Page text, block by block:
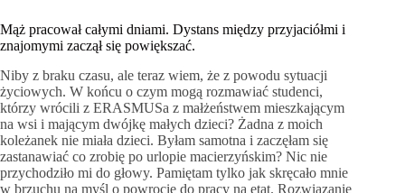
Mąż pracował całymi dniami. Dystans między przyjaciółmi i
znajomymi zaczął się powiększać.
Niby z braku czasu, ale teraz wiem, że z powodu sytuacji
życiowych. W końcu o czym mogą rozmawiać studenci,
którzy wrócili z ERASMUSa z małżeństwem mieszkającym
na wsi i mającym dwójkę małych dzieci? Żadna z moich
koleżanek nie miała dzieci. Byłam samotna i zaczęłam się
zastanawiać co zrobię po urlopie macierzyńskim? Nic nie
przychodziło mi do głowy. Pamiętam tylko jak skręcało mnie
w brzuchu na myśl o powrocie do pracy na etat. Rozwiązanie